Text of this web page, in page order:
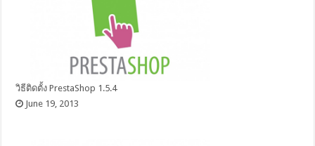
วิธีติดตั้ง PrestaShop 1.5.4
June 19, 2013